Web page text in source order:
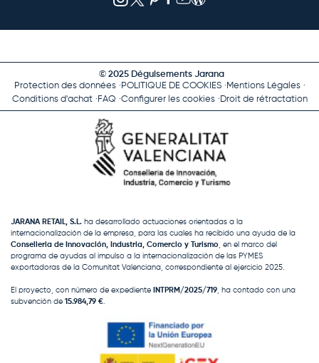
© 2025 Déguisements Jarana
Protection des données
POLITIQUE DE COOKIES
Mentions Légales
Conditions d'achat
FAQ Configurer les cookies Droit de rétractation
JARANA RETAIL, S.L. ha desarrollado actuaciones orientadas a la
internacionalización de la empresa, para las cuales ha recibido una ayuda de la
Conselleria de Innovación, Industria, Comercio y Turismo , en el marco del
programa de ayudas al impulso a la internacionalización de las PYMES
exportadoras de la Comunitat Valenciana, correspondiente al ejercicio 2025.
El proyecto, con número de expediente INTPRM/2025/719 , ha contado con una
subvención de 15.984,79 €.